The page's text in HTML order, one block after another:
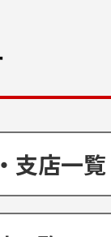
支店一覧